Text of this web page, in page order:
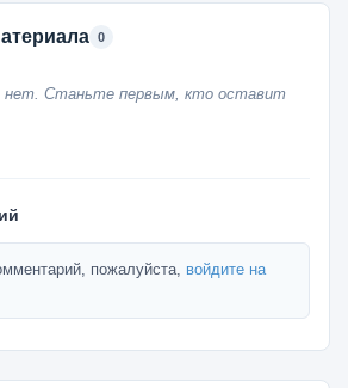
0
нет. Станьте первым, кто оставит
пожалуйста, войдите на